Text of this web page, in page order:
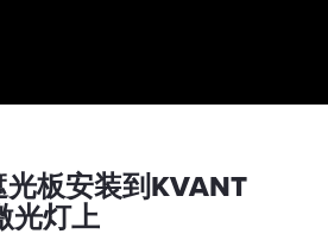
板安装到KVANT
光灯上